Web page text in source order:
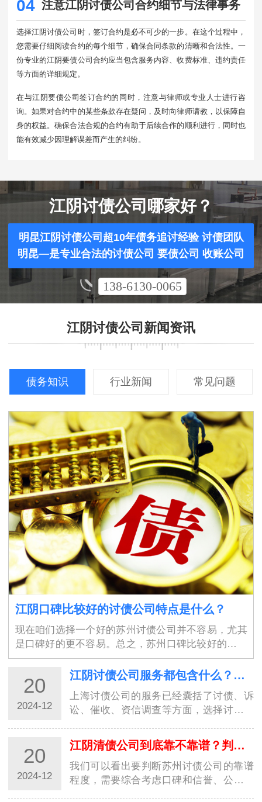
04 注意江阴讨债公司合约细节与法律事务
选择江阴讨债公司时，签订合约是必不可少的一步。在这个过程中，
您需要仔细阅读合约的每个细节，确保合同条款的清晰和合法性。一
份专业的江阴要债公司合约应当包含服务内容、收费标准、违约责任
等方面的详细规定。
在与江阴要债公司签订合约的同时，注意与律师或专业人士进行咨
询。如果对合约中的某些条款存在疑问，及时向律师请教，以保障自
身的权益。确保合法合规的合约有助于后续合作的顺利进行，同时也
能有效减少因理解误差而产生的纠纷。
江阴讨债公司哪家好？
明昆江阴讨债公司超10年债务追讨经验 讨债团队
明昆—是专业合法的讨债公司 要债公司 收账公司
138-6130-0065
江阴讨债公司新闻资讯
债务知识 行业新闻 常见问题
江阴口碑比较好的讨债公司特点是什么？
现在咱们选择一个好的苏州讨债公司并不容易，尤其
是口碑好的更不容易。总之，苏州口碑比较好的讨债
公司具有高素质的专业团队、保障债权人权益、高效
率、良好的沟通能力、严谨的工作态度、灵活性、良
好…
20
2024-12
江阴讨债公司服务都包含什么？选择讨债公司需要具备的条件
上海讨债公司的服务已经囊括了讨债、诉
讼、催收、资信调查等方面，选择讨债公
而且要确保对方合规合法，有相关资质和
口碑信誉。只有选择了合适的讨债公司，
才能够…
20
2024-12
江阴清债公司到底靠不靠谱？判断依据是什么呢？
我们可以看出要判断苏州讨债公司的靠谱
程度，需要综合考虑口碑和信誉、公司资